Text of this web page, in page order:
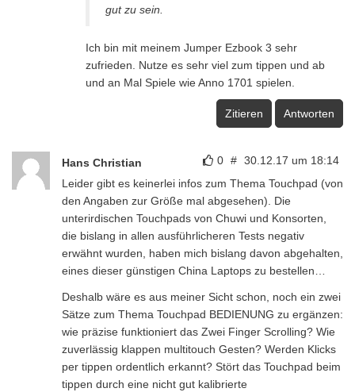
gut zu sein.
Ich bin mit meinem Jumper Ezbook 3 sehr
zufrieden. Nutze es sehr viel zum tippen und ab
und an Mal Spiele wie Anno 1701 spielen.
Zitieren Antworten
0 # 30.12.17 um 18:14
Hans Christian
Leider gibt es keinerlei infos zum Thema Touchpad (von
den Angaben zur Größe mal abgesehen). Die
unterirdischen Touchpads von Chuwi und Konsorten,
die bislang in allen ausführlicheren Tests negativ
erwähnt wurden, haben mich bislang davon abgehalten,
eines dieser günstigen China Laptops zu bestellen…
Deshalb wäre es aus meiner Sicht schon, noch ein zwei
Sätze zum Thema Touchpad BEDIENUNG zu ergänzen:
wie präzise funktioniert das Zwei Finger Scrolling? Wie
zuverlässig klappen multitouch Gesten? Werden Klicks
per tippen ordentlich erkannt? Stört das Touchpad beim
tippen durch eine nicht gut kalibrierte